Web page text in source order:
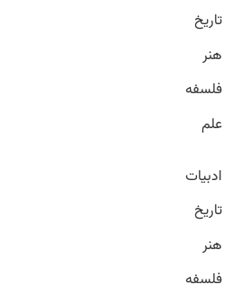
تاریخ
هنر
فلسفه
علم
ادبیات
تاریخ
هنر
فلسفه